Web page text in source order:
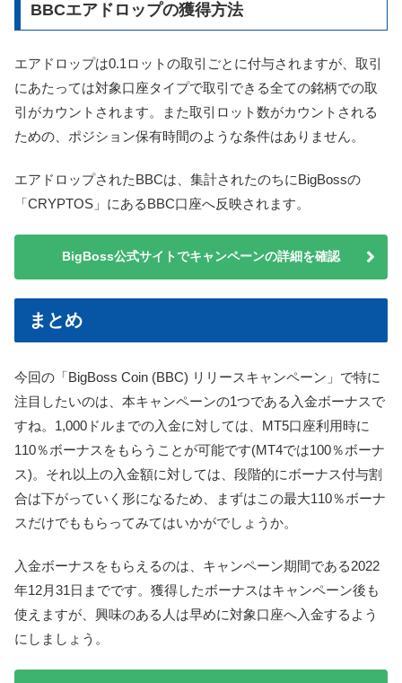
BBCエアドロップの獲得方法
エアドロップは0.1ロットの取引ごとに付与されますが、取引
にあたっては対象口座タイプで取引できる全ての銘柄での取
引がカウントされます。また取引ロット数がカウントされる
ための、ポジション保有時間のような条件はありません。
エアドロップされたBBCは、集計されたのちにBigBossの
「CRYPTOS」にあるBBC口座へ反映されます。
BigBoss公式サイトでキャンペーンの詳細を確認
まとめ
今回の「BigBoss Coin (BBC) リリースキャンペーン」で特に
注目したいのは、本キャンペーンの1つである入金ボーナスで
すね。1,000ドルまでの入金に対しては、MT5口座利用時に
110％ボーナスをもらうことが可能です(MT4では100％ボーナ
ス)。それ以上の入金額に対しては、段階的にボーナス付与割
合は下がっていく形になるため、まずはこの最大110％ボーナ
スだけでももらってみてはいかがでしょうか。
入金ボーナスをもらえるのは、キャンペーン期間である2022
年12月31日までです。獲得したボーナスはキャンペーン後も
使えますが、興味のある人は早めに対象口座へ入金するよう
にしましょう。